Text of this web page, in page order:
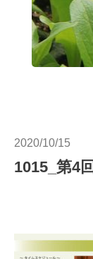
2020/10/15
1015_第4